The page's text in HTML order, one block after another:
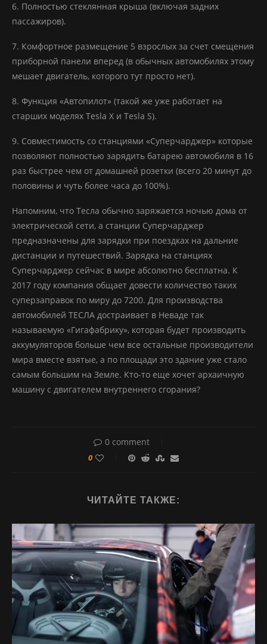
6. Полностью стеклянная крыша (включая задних
пассажиров).
7. Комфортное размещение 5 взрослых за счет смещения
приборной панели вперед (в обычных автомобилях этому
мешает двигатель, которого тут просто нет).
8. Функция «Автопилот» (такой же уже работает на
старших моделях Tesla X и Tesla S).
9. Совместимость со станциями «Суперчарджер» которые
позволяют полностью зарядить батарею автомобиля в 16
раз быстрее чем от домашней розетки (всего 20 минут до
половины и чуть более часа до 100%).
Напомним, что Тесла обычно заряжается ночью дома от
электрической сети, а станции Суперчарджер
предназначены для зарядки при поездках на дальние
дистанции и путешествий. Зарядка на станциях
Суперчарджер сейчас в мире абсолютно бесплатна. К
2017 году компания общает довести количество таких
суперзаправок по миру до 7200. Для производства
автомобилей ТЕСЛА достраивает в Неваде так
называемую «Гигафабрику», которая будет производить
аккумуляторов больше чем все остальные производители
мира вместе взятые, а по площади это здание уже стало
самым большим на Земле. Кто-то еще хочет архаичную
машину с двигателем внутреннего сгорания?
0 comment
0
ЧИТАЙТЕ ТАКЖЕ: